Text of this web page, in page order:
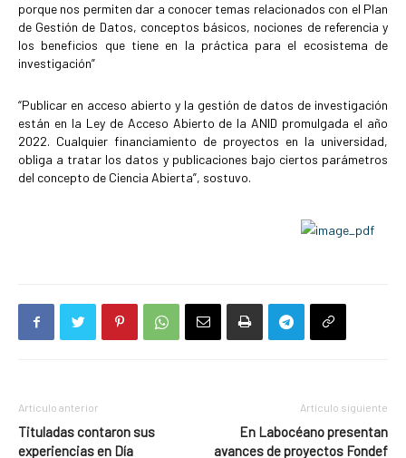
porque nos permiten dar a conocer temas relacionados con el Plan
de Gestión de Datos, conceptos básicos, nociones de referencia y
los beneficios que tiene en la práctica para el ecosistema de
investigación”
“Publicar en acceso abierto y la gestión de datos de investigación
están en la Ley de Acceso Abierto de la ANID promulgada el año
2022. Cualquier financiamiento de proyectos en la universidad,
obliga a tratar los datos y publicaciones bajo ciertos parámetros
del concepto de Ciencia Abierta”, sostuvo.
Artículo anterior
Tituladas contaron sus
experiencias en Día
Artículo siguiente
En Labocéano presentan
avances de proyectos Fondef